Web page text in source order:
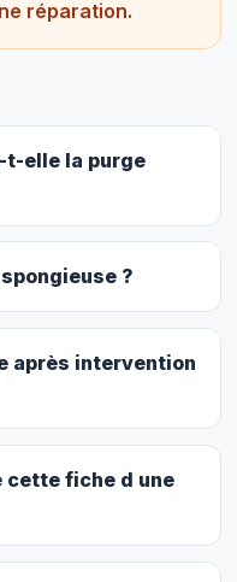
réparation.
t-elle la purge
?
après intervention
cette fiche d une